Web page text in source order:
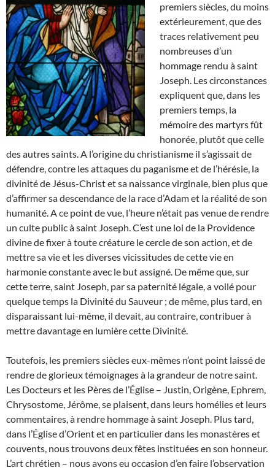
premiers siècles, du moins
extérieurement, que des
traces relativement peu
nombreuses d’un
hommage rendu à saint
Joseph. Les circonstances
expliquent que, dans les
premiers temps, la
mémoire des martyrs fût
honorée, plutôt que celle
des autres saints. A l’origine du christianisme il s’agissait de
défendre, contre les attaques du paganisme et de l’hérésie, la
divinité de Jésus-Christ et sa naissance virginale, bien plus que
d’affirmer sa descendance de la race d’Adam et la réalité de son
humanité. A ce point de vue, l’heure n’était pas venue de rendre
un culte public à saint Joseph. C’est une loi de la Providence
divine de fixer à toute créature le cercle de son action, et de
mettre sa vie et les diverses vicissitudes de cette vie en
harmonie constante avec le but assigné. De même que, sur
cette terre, saint Joseph, par sa paternité légale, a voilé pour
quelque temps la Divinité du Sauveur ; de même, plus tard, en
disparaissant lui-même, il devait, au contraire, contribuer à
mettre davantage en lumière cette Divinité.
Toutefois, les premiers siècles eux-mêmes n’ont point laissé de
rendre de glorieux témoignages à la grandeur de notre saint.
Les Docteurs et les Pères de l’Église – Justin, Origène, Ephrem,
Chrysostome, Jérôme, se plaisent, dans leurs homélies et leurs
commentaires, à rendre hommage à saint Joseph. Plus tard,
dans l’Église d’Orient et en particulier dans les monastères et
couvents, nous trouvons deux fêtes instituées en son honneur.
L’art chrétien – nous avons eu occasion d’en faire l’observation